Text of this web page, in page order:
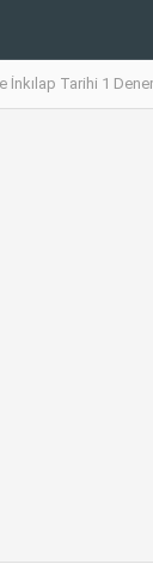
İnkılap Tarihi 1